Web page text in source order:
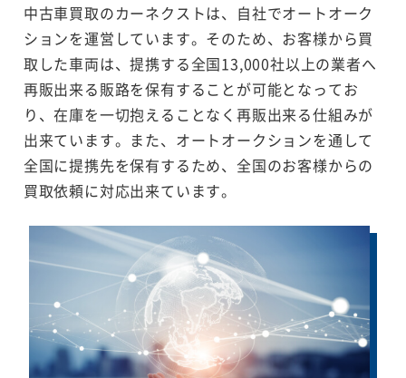
中古車買取のカーネクストは、自社でオートオーク
ションを運営しています。そのため、お客様から買
取した車両は、提携する全国13,000社以上の業者へ
再販出来る販路を保有することが可能となってお
り、在庫を一切抱えることなく再販出来る仕組みが
出来ています。また、オートオークションを通して
全国に提携先を保有するため、全国のお客様からの
買取依頼に対応出来ています。